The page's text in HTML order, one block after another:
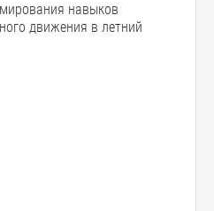
навыков
движения в летний